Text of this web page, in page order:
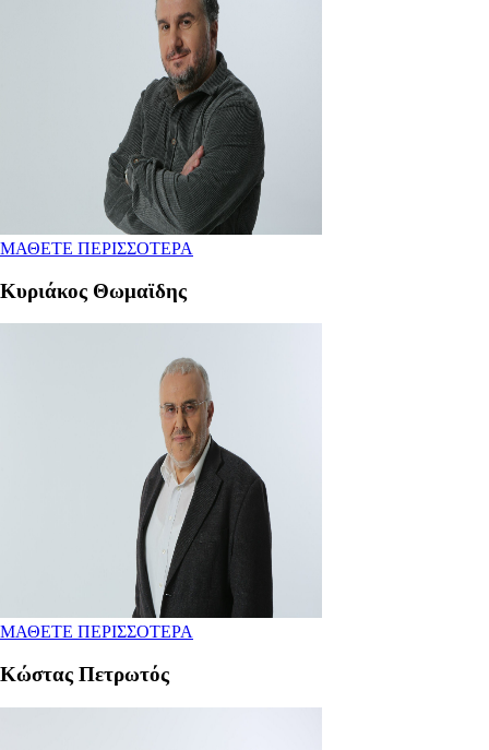
ΜΑΘΕΤΕ ΠΕΡΙΣΣΟΤΕΡΑ
Κυριάκος Θωμαϊδης
ΜΑΘΕΤΕ ΠΕΡΙΣΣΟΤΕΡΑ
Κώστας Πετρωτός